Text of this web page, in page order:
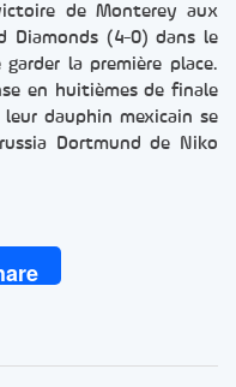
de Monterey aux
Diamonds (4-0) dans le
la première place.
en huitièmes de finale
dauphin mexicain se
Dortmund de Niko